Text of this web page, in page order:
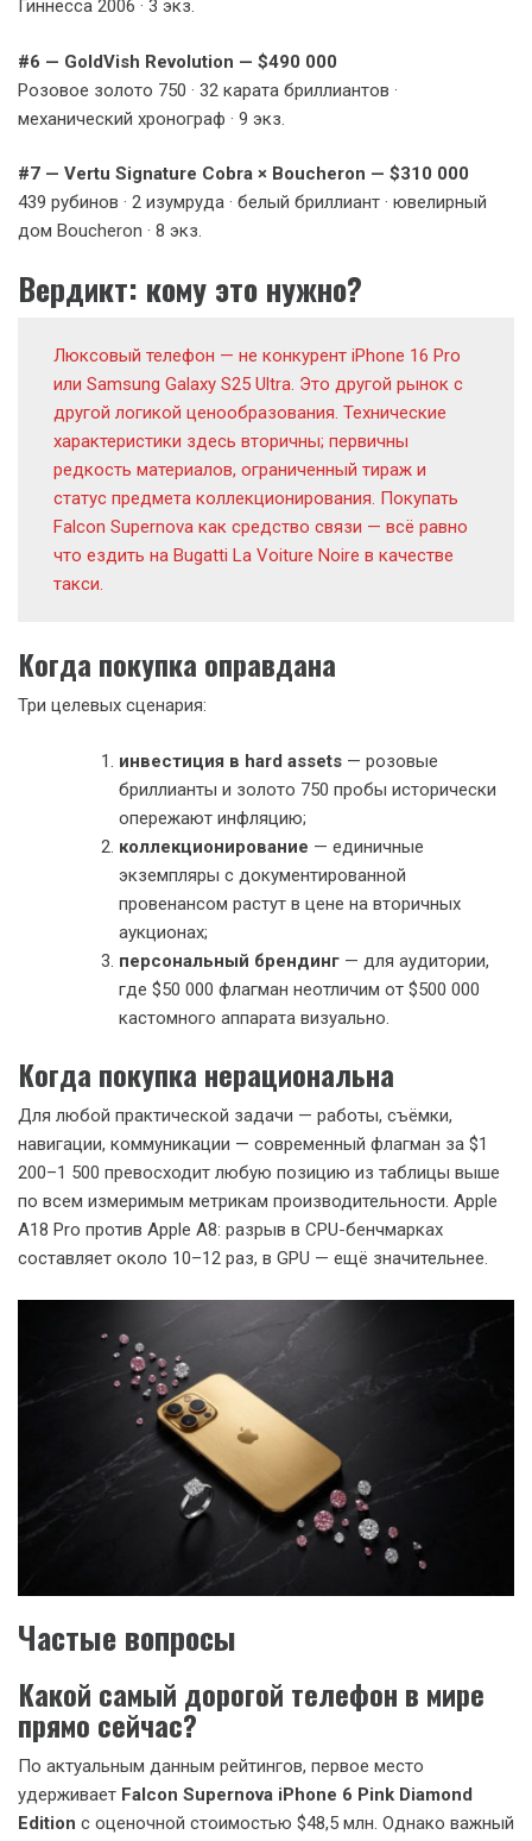
Гиннесса 2006 · 3 экз.
#6 — GoldVish Revolution — $490 000
Розовое золото 750 · 32 карата бриллиантов ·
механический хронограф · 9 экз.
#7 — Vertu Signature Cobra × Boucheron — $310 000
439 рубинов · 2 изумруда · белый бриллиант · ювелирный
дом Boucheron · 8 экз.
Вердикт: кому это нужно?
Люксовый телефон — не конкурент iPhone 16 Pro
или Samsung Galaxy S25 Ultra. Это другой рынок с
другой логикой ценообразования. Технические
характеристики здесь вторичны; первичны
редкость материалов, ограниченный тираж и
статус предмета коллекционирования. Покупать
Falcon Supernova как средство связи — всё равно
что ездить на Bugatti La Voiture Noire в качестве
такси.
Когда покупка оправдана
Три целевых сценария:
инвестиция в hard assets — розовые
бриллианты и золото 750 пробы исторически
опережают инфляцию;
коллекционирование — единичные
экземпляры с документированной
провенансом растут в цене на вторичных
аукционах;
персональный брендинг — для аудитории,
где $50 000 флагман неотличим от $500 000
кастомного аппарата визуально.
Когда покупка нерациональна
Для любой практической задачи — работы, съёмки,
навигации, коммуникации — современный флагман за $1
200–1 500 превосходит любую позицию из таблицы выше
по всем измеримым метрикам производительности. Apple
A18 Pro против Apple A8: разрыв в CPU-бенчмарках
составляет около 10–12 раз, в GPU — ещё значительнее.
Частые вопросы
Какой самый дорогой телефон в мире
прямо сейчас?
По актуальным данным рейтингов, первое место
удерживает Falcon Supernova iPhone 6 Pink Diamond
Edition с оценочной стоимостью $48,5 млн. Однако важный